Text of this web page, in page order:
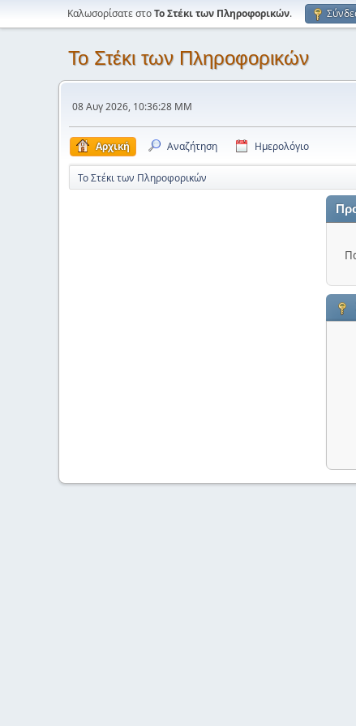
Καλωσορίσατε στοΤο Στέκι των Πληροφορικών.
Το Στέκι των Πληροφορικών
08 Αυγ 2026, 10:36:28 ΜΜ
Αρχική Αναζήτηση Ημερολόγιο
Το Στέκι των Πληροφορικών